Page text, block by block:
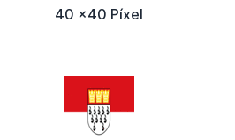
40 x40 Píxel